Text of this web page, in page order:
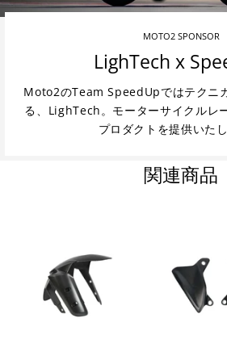
MOTO2 SPONSOR
LighTech x
Moto2のTeam SpeedUpではテクニ
る、LighTech。モーターサイクルレ
プロダクトを提供いたし
関連商品